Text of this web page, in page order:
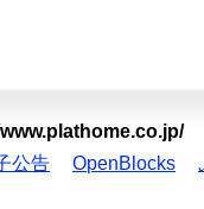
公告 OpenBlocks